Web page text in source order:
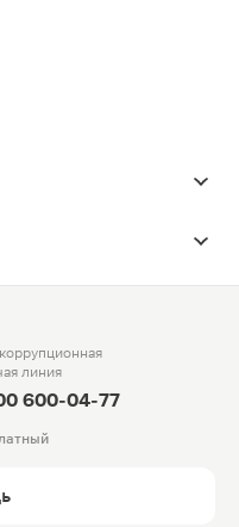
линия
600-04-77